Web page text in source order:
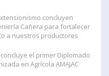
concluyen
Cañera para fortalecer
a nuestros productores
el primer Diplomado
en Agrícola AMAJAC